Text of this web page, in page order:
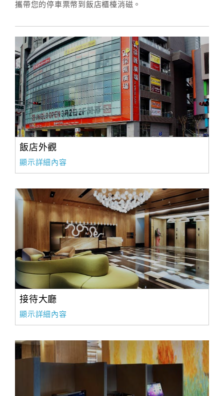
攜帶您的停車票幣到飯店櫃檯消磁。
飯店外觀
顯示詳細內容
接待大廳
顯示詳細內容